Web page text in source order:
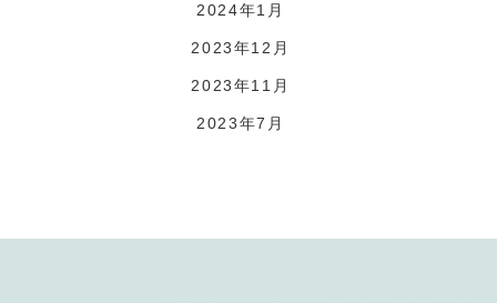
2024年1月
2023年12月
2023年11月
2023年7月